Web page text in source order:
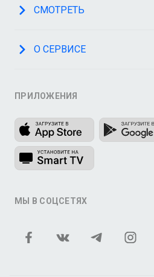
СМОТРЕТЬ
О СЕРВИСЕ
ПРИЛОЖЕНИЯ
МЫ В СОЦСЕТЯХ